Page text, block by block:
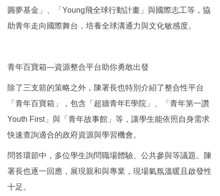
圓夢基金」、「Young飛全球行動計畫」與國際志工等，協
助青年走向國際舞台，培養全球溝通力與文化敏感度。
青年百寶箱—資源整合平台助你勇敢出發
除了三支箭的策略之外，陳署長也特別介紹了整合性平台
「青年百寶箱」，包含「超牆青年E學院」、「青年第一讚
Youth First」與「青年故事館」等，讓學生能依照自身需求
快速查詢適合的政府資源與學習機會。
問答環節中，多位學生詢問職場體驗、公共參與等議題。陳
署長也逐一回應，展現親和與專業，現場氣氛溫暖且啟發性
十足。